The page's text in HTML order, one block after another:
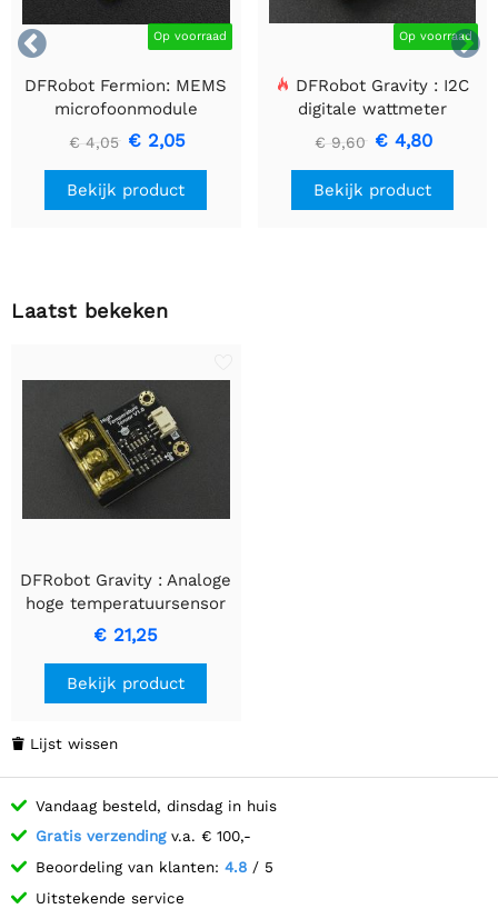

 Op voorraad
DFRobot Fermion: MEMS
microfoonmodule
€ 4,05 € 2,05
Bekijk product
Op voorraad
DFRobot Gravity : I2C
digitale wattmeter
€ 9,60 € 4,80
Bekijk product
Laatst bekeken
DFRobot Gravity : Analoge
hoge temperatuursensor
€ 21,25
Bekijk product
 Lijst wissen
Vandaag besteld, dinsdag in huis
Gratis verzendingv.a. € 100,-
Beoordeling van klanten: 4.8 / 5
Uitstekende service